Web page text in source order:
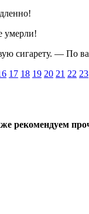
умерли!
сигарету. — По
17 18 19 20 21 22 23
рекомендуем